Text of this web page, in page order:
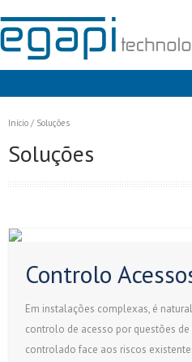
Soluções
Serviços
Área Cliente
Pesquisa
Início / Soluções
Soluções
Controlo
Em instalações complexas, é
controlo de acesso por questões
controlado face aos riscos